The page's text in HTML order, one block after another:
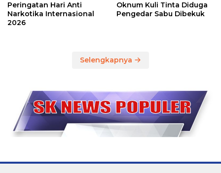
Peringatan Hari Anti
Narkotika Internasional
2026
Oknum Kuli Tinta Diduga
Pengedar Sabu Dibekuk
Selengkapnya